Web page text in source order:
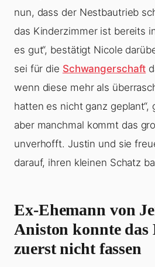
nun, dass der Nestbautrieb
das Kinderzimmer ist bereits
es gut“, bestätigt Nicole
sei für die Schwangerschaft
wenn diese mehr als
hatten es nicht ganz geplant“,
aber manchmal kommt das
unverhofft. Justin und sie
darauf, ihren kleinen Schatz
Ex-Ehemann von
Aniston konnte das
zuerst nicht fassen